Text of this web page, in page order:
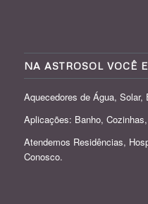
NA ASTROSOL VOCÊ
Aquecedores de Água,
Aplicações: Banho,
Atendemos Residências,
Conosco.